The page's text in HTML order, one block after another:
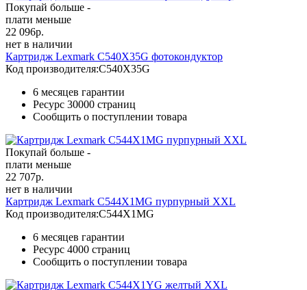
Покупай больше -
плати меньше
22 096р.
нет в наличии
Картридж Lexmark C540X35G фотокондуктор
Код производителя:C540X35G
6 месяцев гарантии
Ресурс 30000 страниц
Сообщить о поступлении товара
Покупай больше -
плати меньше
22 707р.
нет в наличии
Картридж Lexmark C544X1MG пурпурный XXL
Код производителя:C544X1MG
6 месяцев гарантии
Ресурс 4000 страниц
Сообщить о поступлении товара